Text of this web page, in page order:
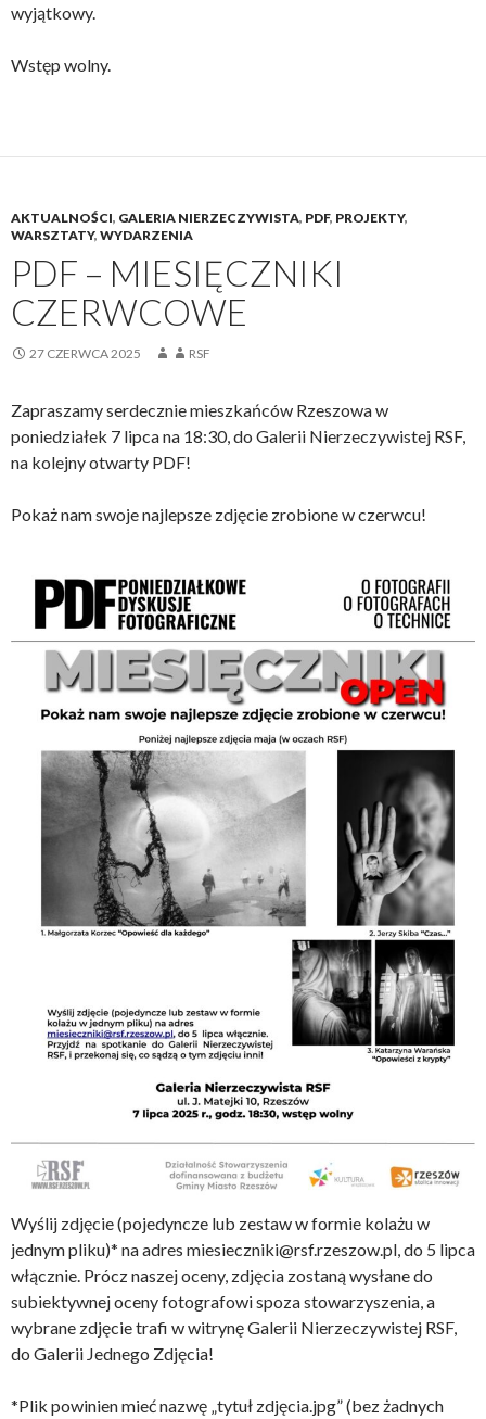
wyjątkowy.
Wstęp wolny.
AKTUALNOŚCI, GALERIA NIERZECZYWISTA, PDF, PROJEKTY,
WARSZTATY, WYDARZENIA
PDF – MIESIĘCZNIKI
CZERWCOWE
27 CZERWCA 2025 RSF
Zapraszamy serdecznie mieszkańców Rzeszowa w
poniedziałek 7 lipca na 18:30, do Galerii Nierzeczywistej RSF,
na kolejny otwarty PDF!
Pokaż nam swoje najlepsze zdjęcie zrobione w czerwcu!
Wyślij zdjęcie (pojedyncze lub zestaw w formie kolażu w
jednym pliku)* na adres miesieczniki@rsf.rzeszow.pl, do 5 lipca
włącznie. Prócz naszej oceny, zdjęcia zostaną wysłane do
subiektywnej oceny fotografowi spoza stowarzyszenia, a
wybrane zdjęcie trafi w witrynę Galerii Nierzeczywistej RSF,
do Galerii Jednego Zdjęcia!
*Plik powinien mieć nazwę „tytuł zdjęcia.jpg” (bez żadnych